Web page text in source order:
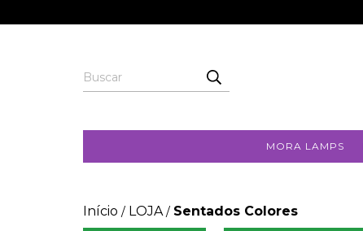
MORA LAMPS
Início / LOJA / Sentados Colores